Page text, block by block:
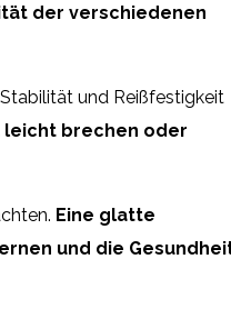
der verschiedenen
und Reißfestigkeit
brechen oder
Eine glatte
und die